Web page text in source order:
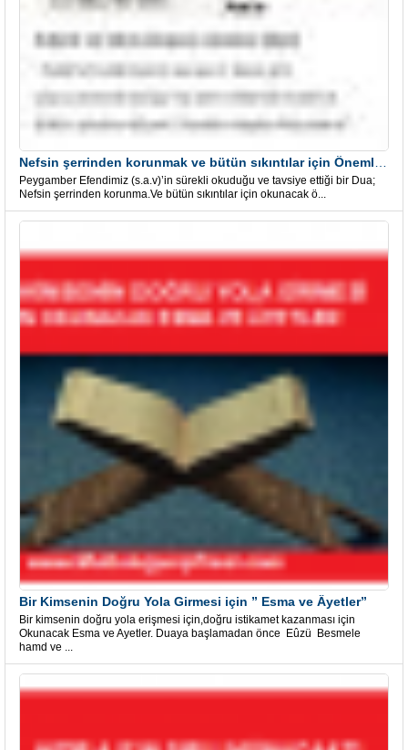
Peygamber Efendimiz (s.a.v)’in sürekli okuduğu ve tavsiye ettiği bir Dua;
Nefsin şerrinden korunma.Ve bütün sıkıntılar için okunacak ö...
Bir Kimsenin Doğru Yola Girmesi için ” Esma ve Âyetler”
Bir kimsenin doğru yola erişmesi için,doğru istikamet kazanması için
Okunacak Esma ve Ayetler. Duaya başlamadan önce Eûzü Besmele
hamd ve ...